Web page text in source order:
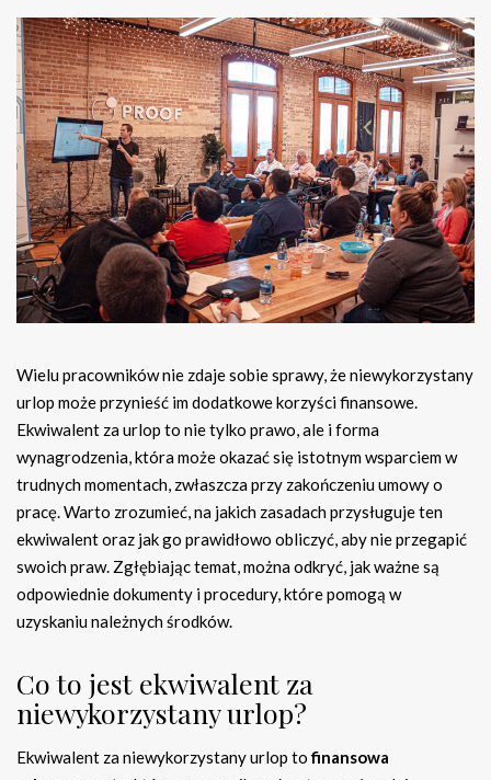
Wielu pracowników nie zdaje sobie sprawy, że niewykorzystany
urlop może przynieść im dodatkowe korzyści finansowe.
Ekwiwalent za urlop to nie tylko prawo, ale i forma
wynagrodzenia, która może okazać się istotnym wsparciem w
trudnych momentach, zwłaszcza przy zakończeniu umowy o
pracę. Warto zrozumieć, na jakich zasadach przysługuje ten
ekwiwalent oraz jak go prawidłowo obliczyć, aby nie przegapić
swoich praw. Zgłębiając temat, można odkryć, jak ważne są
odpowiednie dokumenty i procedury, które pomogą w
uzyskaniu należnych środków.
Co to jest ekwiwalent za
niewykorzystany urlop?
Ekwiwalent za niewykorzystany urlop tofinansowa